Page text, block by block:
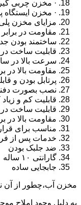
· مخزن چربی گیر
· مخزن ایستگاه
مزایای مخزن
مقاومت در
ساختمند بودن
قابلیت ساخت
سرعت بالا در
مقاومت بالا در
پرتابل بودن و
نصب بصورت
قابلیت کم و زیاد
قابلیت ساخت
مقاومت بالا در
مناسب برای
خدمات پس از
ضد جلبک بودن
گارانتی ۱۰ ساله
جابجایی ساده
مخزن آب،چطور از آن
به دلیل وجود املاح